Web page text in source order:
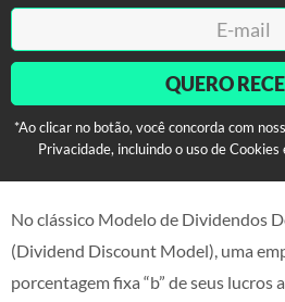
QUERO
*Ao clicar no botão, você concorda com
Privacidade, incluindo o uso de Cookies
No clássico Modelo de Dividendos
(Dividend Discount Model), uma
porcentagem fixa “b” de seus lucros